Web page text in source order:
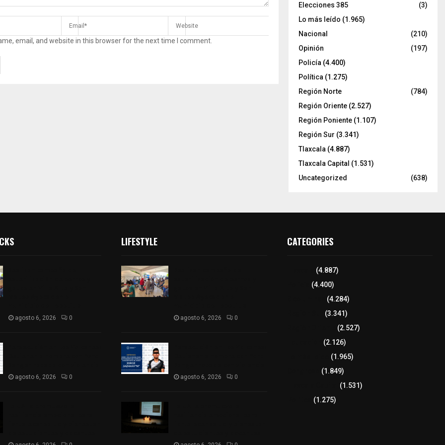
email, and website in this browser for the next time I comment.
Elecciones 385
(3)
Lo más leído (1.965)
Nacional
(210)
Opinión
(197)
Policía (4.400)
Política (1.275)
Región Norte
(784)
Región Oriente (2.527)
Región Poniente (1.107)
Región Sur (3.341)
Tlaxcala (4.887)
Tlaxcala Capital (1.531)
Uncategorized
(638)
agosto 6, 2026 0
agosto 6, 2026 0
LIFESTYLE
agosto 6, 2026 0
agosto 6, 2026 0
CATEGORIES
(4.887)
(4.400)
(4.284)
(3.341)
(2.527)
(2.126)
(1.965)
(1.849)
(1.531)
(1.275)